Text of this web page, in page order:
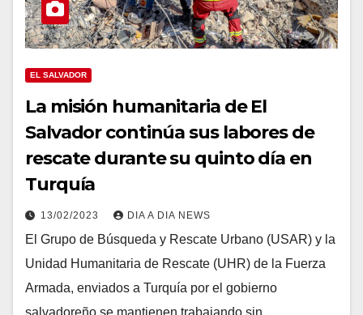
EL SALVADOR
La misión humanitaria de El
Salvador continúa sus labores de
rescate durante su quinto día en
Turquía
13/02/2023 DIA A DIA NEWS
El Grupo de Búsqueda y Rescate Urbano (USAR) y la
Unidad Humanitaria de Rescate (UHR) de la Fuerza
Armada, enviados a Turquía por el gobierno
salvadoreño se mantienen trabajando sin…